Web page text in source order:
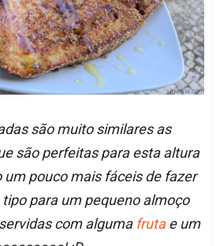
são muito similares as
são perfeitas para esta altura
um pouco mais fáceis de fazer
para um pequeno almoço
com alguma frutae um